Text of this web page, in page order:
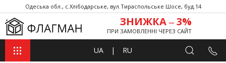
Одеська обл., с.Хлібодарське, вул.Тираспольське Шосе, буд.14
ЗНИЖКА ‒ 3%
ПРИ ЗАМОВЛЕННІ ЧЕРЕЗ САЙТ
UA |
RU